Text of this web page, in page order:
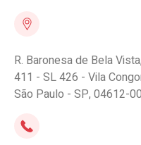
R. Baronesa de Bela Vista,
411 - SL 426 - Vila
São Paulo - SP, 04612-